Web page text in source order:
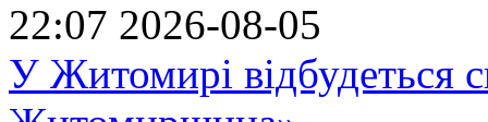
22:07 2026-08-05
У Житомирі відбудеться